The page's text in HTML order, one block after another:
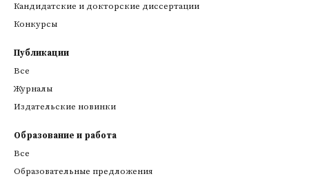
Кандидатские и докторские диссертации
Конкурсы
Публикации
Все
Журналы
Издательские новинки
Образование и работа
Все
Образовательные предложения